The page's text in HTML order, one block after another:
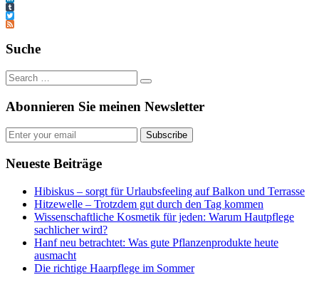
LinkedIn
Tumblr
Twitter
Feed
Suche
Abonnieren Sie meinen Newsletter
Subscribe
Neueste Beiträge
Hibiskus – sorgt für Urlaubsfeeling auf Balkon und Terrasse
Hitzewelle – Trotzdem gut durch den Tag kommen
Wissenschaftliche Kosmetik für jeden: Warum Hautpflege
sachlicher wird?
Hanf neu betrachtet: Was gute Pflanzenprodukte heute
ausmacht
Die richtige Haarpflege im Sommer